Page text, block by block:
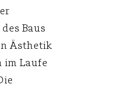
Baus
Ästhetik
im Laufe